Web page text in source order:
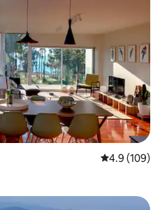
從 109 則評
4.9 (109)